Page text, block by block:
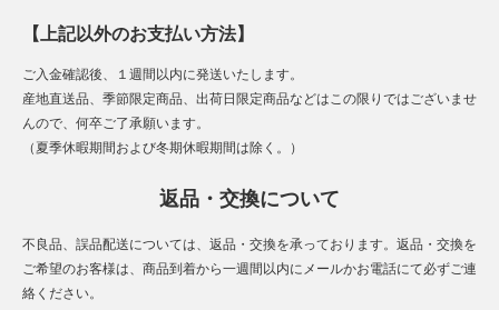
【上記以外のお支払い方法】
ご入金確認後、１週間以内に発送いたします。
産地直送品、季節限定商品、出荷日限定商品などはこの限りではございませ
んので、何卒ご了承願います。
（夏季休暇期間および冬期休暇期間は除く。）
返品・交換について
不良品、誤品配送については、返品・交換を承っております。返品・交換を
ご希望のお客様は、商品到着から一週間以内にメールかお電話にて必ずご連
絡ください。